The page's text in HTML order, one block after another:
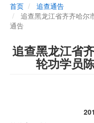
首页
追查通告
追查黑龙江省齐齐哈尔
通告
追查黑龙江省
轮功学员